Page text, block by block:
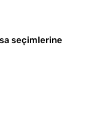
seçimlerine